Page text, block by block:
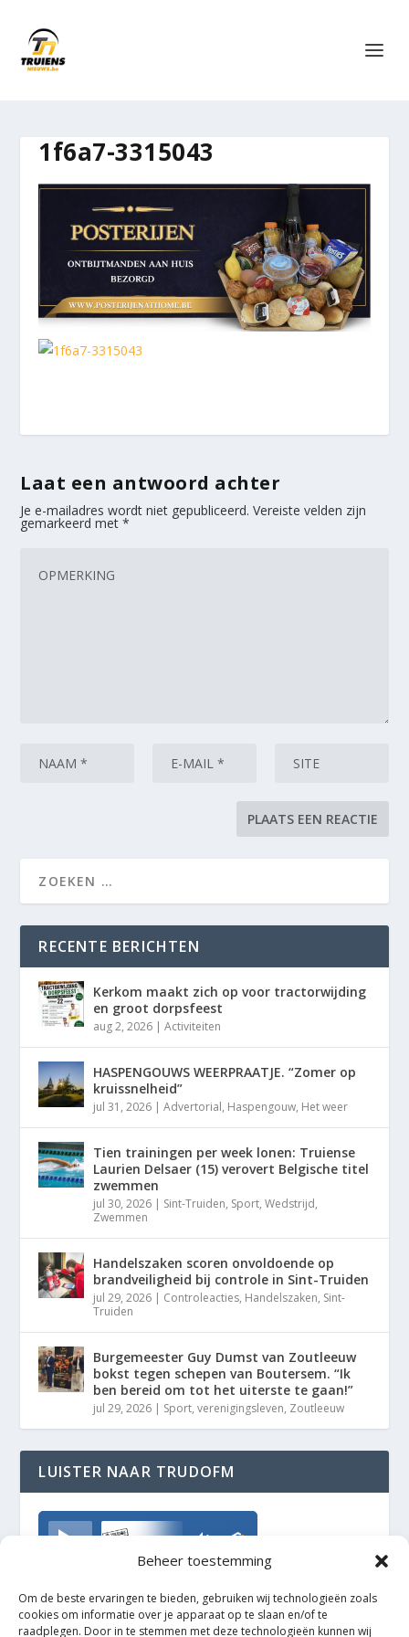
Beheer toestemming
Om de beste ervaringen te bieden, gebruiken wij technologieën zoals
cookies om informatie over je apparaat op te slaan en/of te
raadplegen. Door in te stemmen met deze technologieën kunnen wij
1f6a7-3315043
Laat een antwoord achter
Je e-mailadres wordt niet gepubliceerd. Vereiste velden zijn
gemarkeerd met*
RECENTE BERICHTEN
Kerkom maakt zich op voor tractorwijding
en groot dorpsfeest
aug 2, 2026 |Activiteiten
HASPENGOUWS WEERPRAATJE. “Zomer op
kruissnelheid”
jul 31, 2026 |Advertorial, Haspengouw, Het weer
Tien trainingen per week lonen: Truiense
Laurien Delsaer (15) verovert Belgische titel
zwemmen
jul 30, 2026 | Sint-Truiden, Sport,Wedstrijd,
Zwemmen
Handelszaken scoren onvoldoende op
brandveiligheid bij controle in Sint-Truiden
jul 29, 2026 | Controleacties, Handelszaken, Sint-
Truiden
Burgemeester Guy Dumst van Zoutleeuw
bokst tegen schepen van Boutersem. “Ik
ben bereid om tot het uiterste te gaan!”
jul 29, 2026 | Sport,verenigingsleven, Zoutleeuw
LUISTER NAAR TRUDOFM
TrudoFM